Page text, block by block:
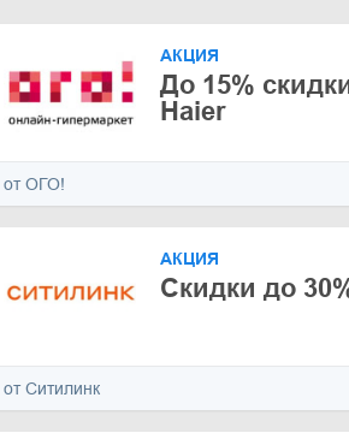
АКЦИЯ
До 15%
Haier
от ОГО!
АКЦИЯ
Скидки до
от Ситилинк